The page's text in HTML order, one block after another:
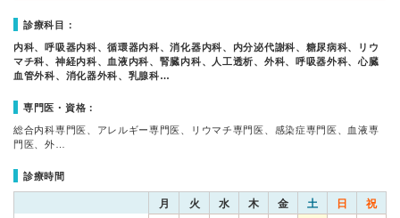
診療科目：
内科、呼吸器内科、循環器内科、消化器内科、内分泌代謝科、糖尿病科、リウ
マチ科、神経内科、血液内科、腎臓内科、人工透析、外科、呼吸器外科、心臓
血管外科、消化器外科、乳腺科…
専門医・資格：
総合内科専門医、アレルギー専門医、リウマチ専門医、感染症専門医、血液専
門医、外…
診療時間
月 火 水 木 金 土 日 祝